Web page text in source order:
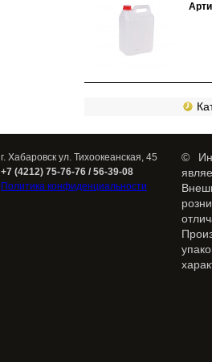
г. Хабаровск ул. Тихоокеанская, 45
+7 (4212) 75-76-76 / 56-39-08
Политика конфиденциальности
©